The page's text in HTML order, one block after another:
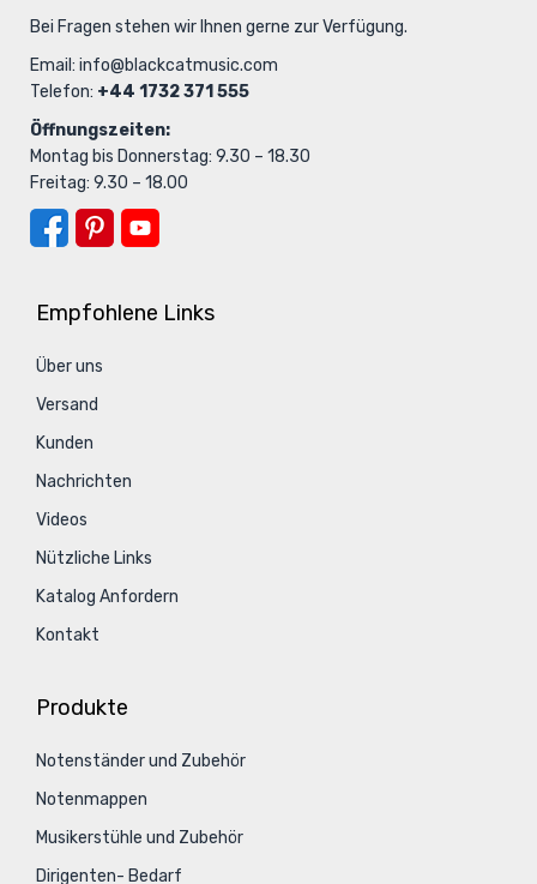
Bei Fragen stehen wir Ihnen gerne zur Verfügung.
Email: info@blackcatmusic.com
Telefon: +44 1732 371 555
Öffnungszeiten:
Montag bis Donnerstag: 9.30 – 18.30
Freitag: 9.30 – 18.00
Empfohlene Links
Über uns
Versand
Kunden
Nachrichten
Videos
Nützliche Links
Katalog Anfordern
Kontakt
Produkte
Notenständer und Zubehör
Notenmappen
Musikerstühle und Zubehör
Dirigenten- Bedarf